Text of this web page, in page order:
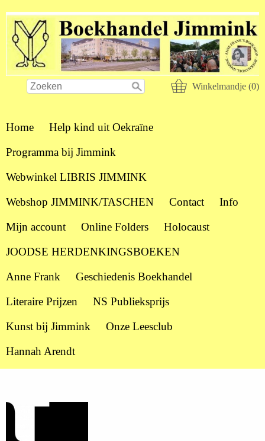
Winkelmandje (0)
Home
Help kind uit Oekraïne
Programma bij Jimmink
Webwinkel LIBRIS JIMMINK
Webshop JIMMINK/TASCHEN
Contact
Info
Mijn account
Online Folders
Holocaust
JOODSE HERDENKINGSBOEKEN
Anne Frank
Geschiedenis Boekhandel
Literaire Prijzen
NS Publieksprijs
Kunst bij Jimmink
Onze Leesclub
Hannah Arendt